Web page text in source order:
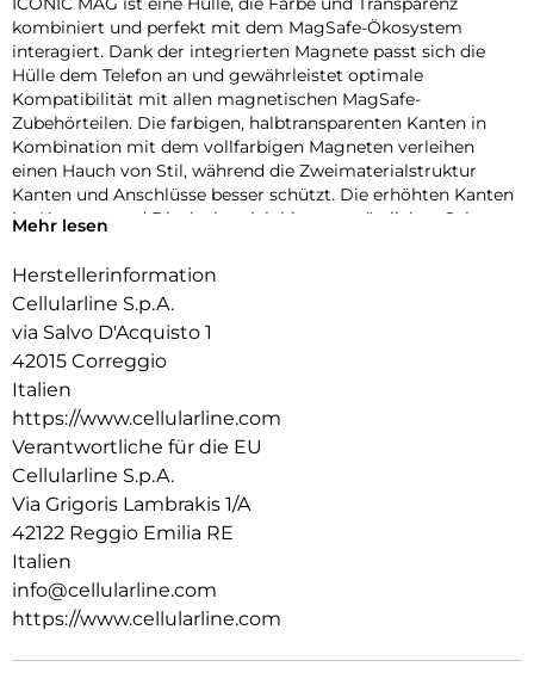
kombiniert und perfekt mit dem MagSafe-Ökosystem
interagiert. Dank der integrierten Magnete passt sich die
Hülle dem Telefon an und gewährleistet optimale
Kompatibilität mit allen magnetischen MagSafe-
Zubehörteilen. Die farbigen, halbtransparenten Kanten in
Kombination mit dem vollfarbigen Magneten verleihen
einen Hauch von Stil, während die Zweimaterialstruktur
Kanten und Anschlüsse besser schützt. Die erhöhten Kanten
im Kamera- und Displaybereich bieten zusätzlichen Schutz
geschützt und immer einsatzbereit mit dem MagSafe-
Mehr lesen
Herstellerinformation
Cellularline S.p.A.
via Salvo D'Acquisto 1
42015 Correggio
Italien
https://www.cellularline.com
Verantwortliche für die EU
Cellularline S.p.A.
Via Grigoris Lambrakis 1/A
42122 Reggio Emilia RE
Italien
info@cellularline.com
https://www.cellularline.com